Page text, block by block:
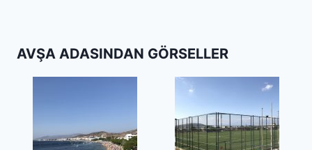
AVŞA ADASINDAN GÖRSELLER